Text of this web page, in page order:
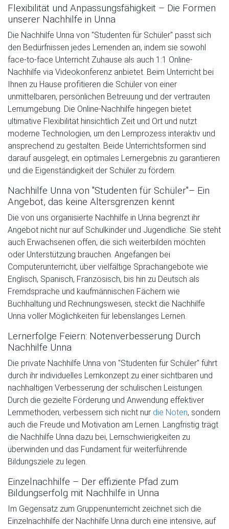
Flexibilität und Anpassungsfähigkeit – Die Formen
unserer Nachhilfe in Unna
Die Nachhilfe Unna von "Studenten für Schüler" passt sich
den Bedürfnissen jedes Lernenden an, indem sie sowohl
face-to-face Unterricht Zuhause als auch 1:1 Online-
Nachhilfe via Videokonferenz anbietet. Beim Unterricht bei
Ihnen zu Hause profitieren die Schüler von einer
unmittelbaren, persönlichen Betreuung und der vertrauten
Lernumgebung. Die Online-Nachhilfe hingegen bietet
ultimative Flexibilität hinsichtlich Zeit und Ort und nutzt
moderne Technologien, um den Lernprozess interaktiv und
ansprechend zu gestalten. Beide Unterrichtsformen sind
darauf ausgelegt, ein optimales Lernergebnis zu garantieren
und die Eigenständigkeit der Schüler zu fördern.
Nachhilfe Unna von "Studenten für Schüler"– Ein
Angebot, das keine Altersgrenzen kennt
Die von uns organisierte Nachhilfe in Unna begrenzt ihr
Angebot nicht nur auf Schulkinder und Jugendliche. Sie steht
auch Erwachsenen offen, die sich weiterbilden möchten
oder Unterstützung brauchen. Angefangen bei
Computerunterricht, über vielfältige Sprachangebote wie
Englisch, Spanisch, Französisch, bis hin zu Deutsch als
Fremdsprache und kaufmännischen Fächern wie
Buchhaltung und Rechnungswesen, steckt die Nachhilfe
Unna voller Möglichkeiten für lebenslanges Lernen.
Lernerfolge Feiern: Notenverbesserung Durch
Nachhilfe Unna
Die private Nachhilfe Unna von "Studenten für Schüler" führt
durch ihr individuelles Lernkonzept zu einer sichtbaren und
nachhaltigen Verbesserung der schulischen Leistungen.
Durch die gezielte Förderung und Anwendung effektiver
Lernmethoden, verbessern sich nicht nur die Noten, sondern
auch die Freude und Motivation am Lernen. Langfristig trägt
die Nachhilfe Unna dazu bei, Lernschwierigkeiten zu
überwinden und das Fundament für weiterführende
Bildungsziele zu legen.
Einzelnachhilfe – Der effiziente Pfad zum
Bildungserfolg mit Nachhilfe in Unna
Im Gegensatz zum Gruppenunterricht zeichnet sich die
Einzelnachhilfe der Nachhilfe Unna durch eine intensive, auf